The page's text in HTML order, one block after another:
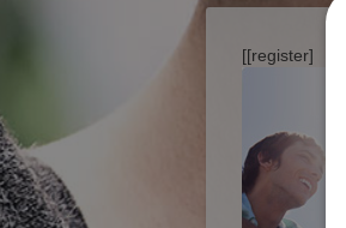
[[register]